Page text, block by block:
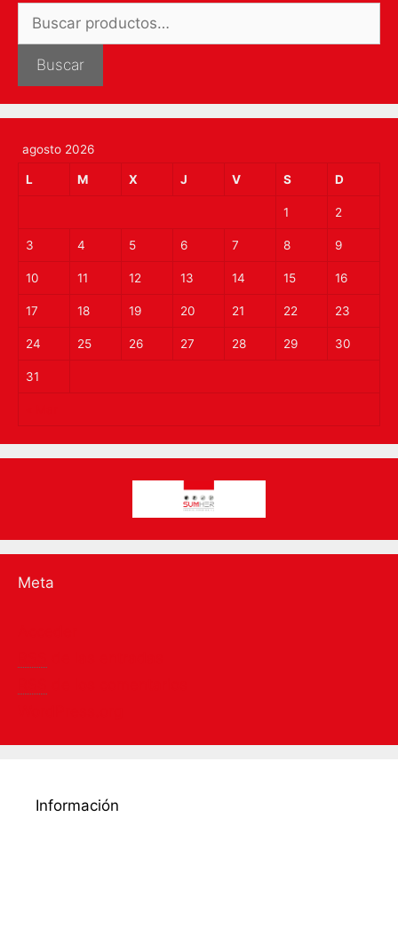
por:
Buscar
agosto 2026
L M X J V S D
1 2
3 4 5 6 7 8 9
10 11 12 13 14 15 16
17 18 19 20 21 22 23
24 25 26 27 28 29 30
31
Meta
Información